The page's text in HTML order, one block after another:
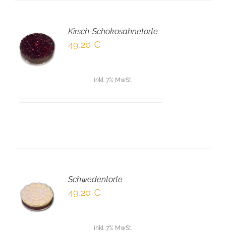
Kirsch-Schokosahnetorte
49,20 €
inkl. 7% MwSt.
Schwedentorte
49,20 €
inkl. 7% MwSt.